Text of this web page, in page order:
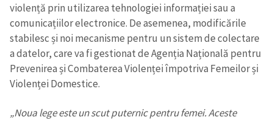
violență prin utilizarea tehnologiei informației sau a
comunicațiilor electronice. De asemenea, modificările
stabilesc și noi mecanisme pentru un sistem de colectare
a datelor, care va fi gestionat de Agenția Națională pentru
Prevenirea și Combaterea Violenței împotriva Femeilor și
Violenței Domestice.
„Noua lege este un scut puternic pentru femei. Aceste